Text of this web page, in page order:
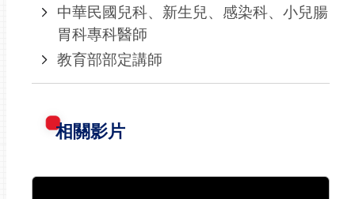
中華民國兒科、新生兒、感染科、小兒腸
胃科專科醫師
教育部部定講師
相關影片